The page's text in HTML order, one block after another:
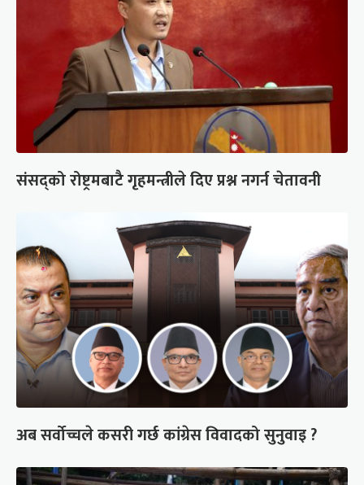
संसद्को रोष्ट्रमबाटै गृहमन्त्रीले दिए प्रश्न नगर्न चेतावनी
अब सर्वोच्चले कसरी गर्छ कांग्रेस विवादको सुनुवाइ ?